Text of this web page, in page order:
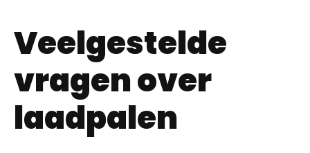
Veelgestelde
vragen over
laadpalen